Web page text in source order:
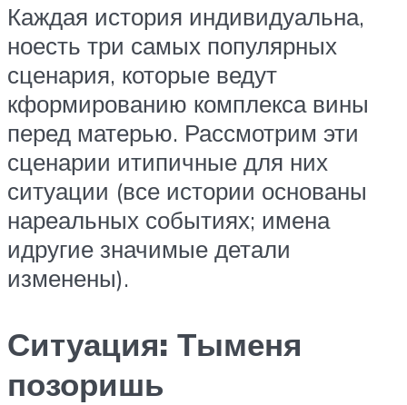
Каждая история индивидуальна,
ноесть три самых популярных
сценария, которые ведут
кформированию комплекса вины
перед матерью. Рассмотрим эти
сценарии итипичные для них
ситуации (все истории основаны
нареальных событиях; имена
идругие значимые детали
изменены).
Ситуация: Тыменя
позоришь